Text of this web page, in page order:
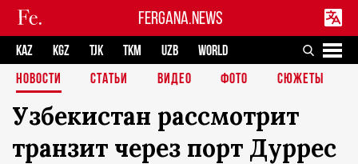
FERGANA.NEWS
KAZ KGZ TJK TKM UZB
WORLD
НОВОСТИ
СТАТЬИ ВИДЕО ФОТО СЮЖЕТЫ
Узбекистан рассмотрит
транзит через порт Дуррес